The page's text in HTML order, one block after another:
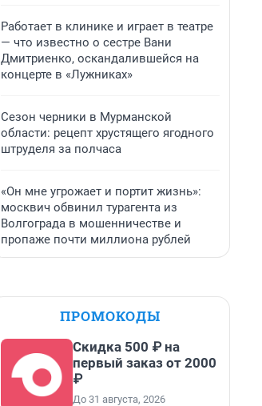
Работает в клинике и играет в театре
— что известно о сестре Вани
Дмитриенко, оскандалившейся на
концерте в «Лужниках»
Сезон черники в Мурманской
области: рецепт хрустящего ягодного
штруделя за полчаса
«Он мне угрожает и портит жизнь»:
москвич обвинил турагента из
Волгограда в мошенничестве и
пропаже почти миллиона рублей
ПРОМОКОДЫ
Скидка 500 ₽ на
первый заказ от 2000
₽
До 31 августа, 2026